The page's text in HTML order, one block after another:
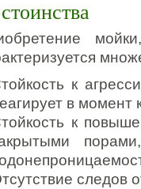
к
в момент
к
следов